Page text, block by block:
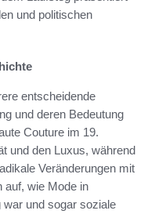
und politischen
entscheidende
und deren Bedeutung
Couture im 19.
und den Luxus, während
Veränderungen mit
auf, wie Mode in
und sogar soziale